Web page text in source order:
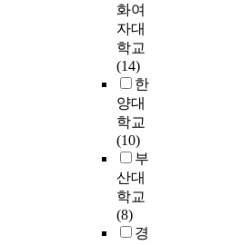
화여
자대
학교
(14)
한
양대
학교
(10)
부
산대
학교
(8)
경